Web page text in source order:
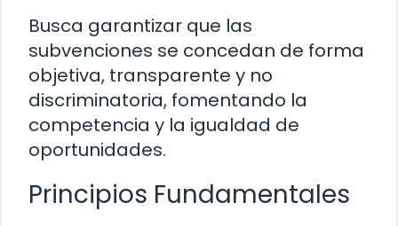
Busca garantizar que las
subvenciones se concedan de forma
objetiva, transparente y no
discriminatoria, fomentando la
competencia y la igualdad de
oportunidades.
Principios Fundamentales